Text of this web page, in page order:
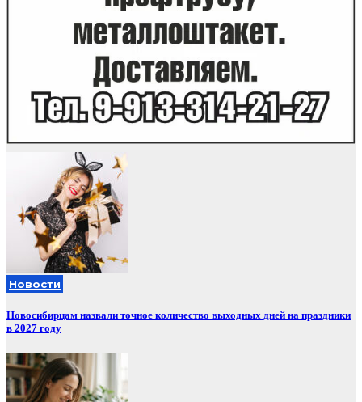
Новости
Новосибирцам назвали точное количество выходных дней на праздники
в 2027 году